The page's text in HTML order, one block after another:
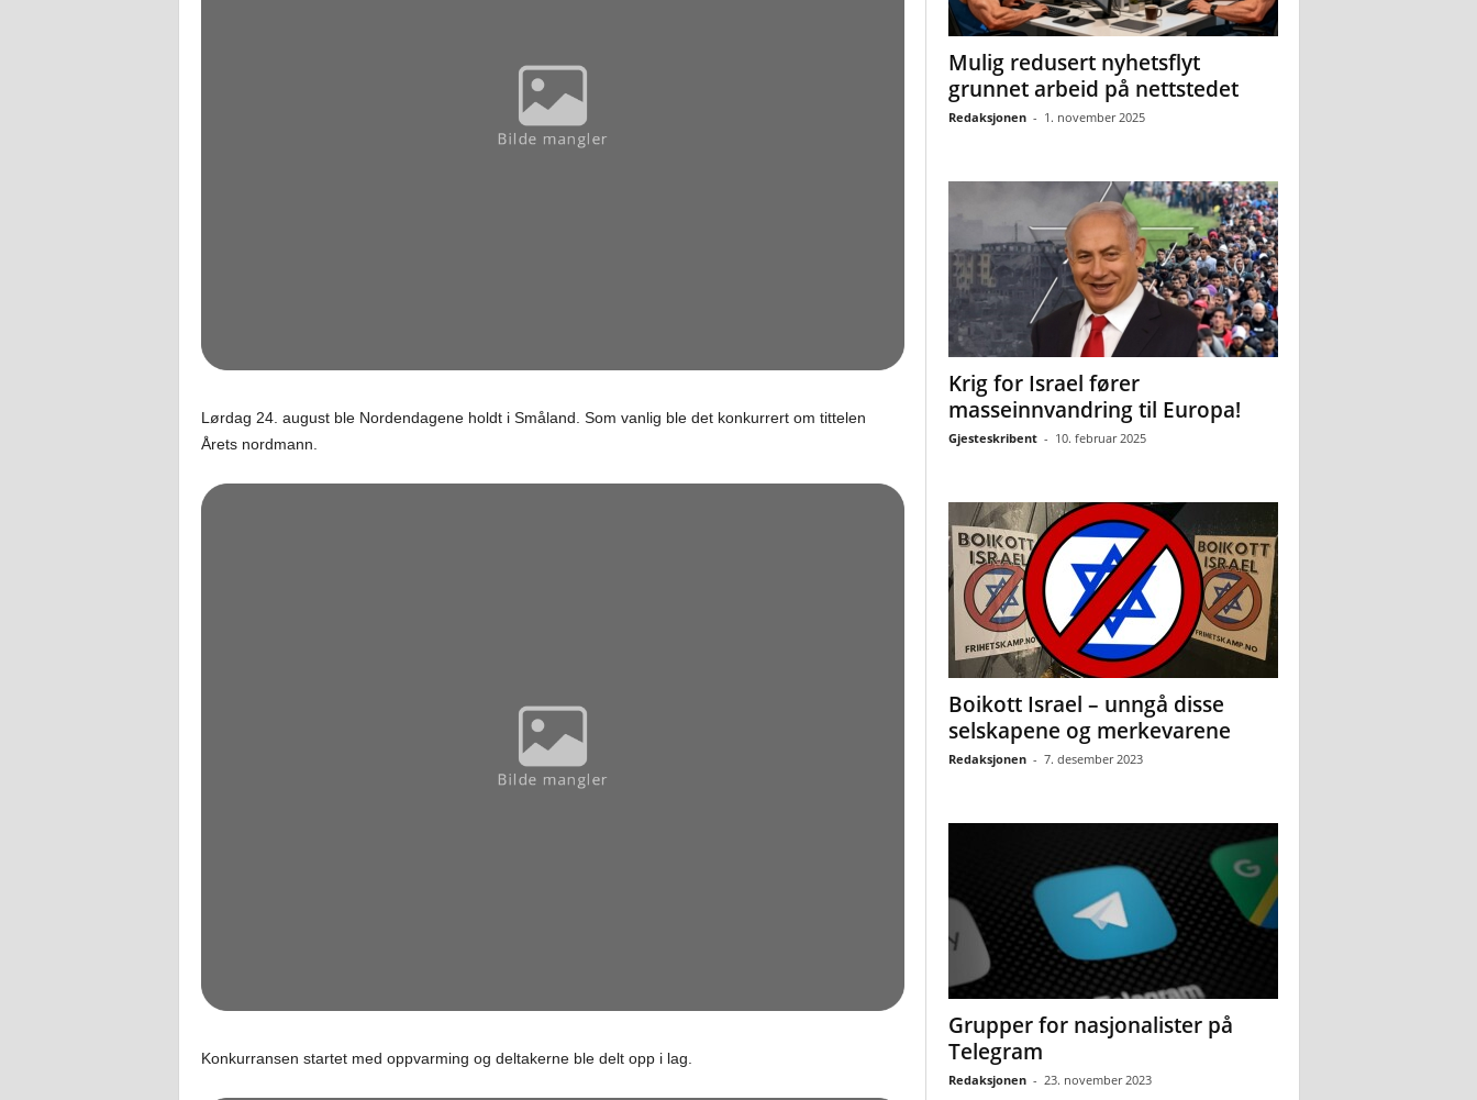
Lørdag 24. august ble Nordendagene holdt i Småland. Som vanlig ble det konkurrert om tittelen
Årets nordmann.
Konkurransen startet med oppvarming og deltakerne ble delt opp i lag.
Mulig redusert nyhetsflyt
grunnet arbeid på nettstedet
Redaksjonen - 1. november 2025
Krig for Israel fører
masseinnvandring til Europa!
Gjesteskribent - 10. februar 2025
Boikott Israel – unngå disse
selskapene og merkevarene
Redaksjonen - 7. desember 2023
Grupper for nasjonalister på
Telegram
Redaksjonen - 23. november 2023